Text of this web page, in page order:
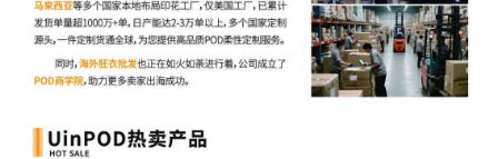
不难看出，税务局正在通过支付渠道，彻底掌握卖家